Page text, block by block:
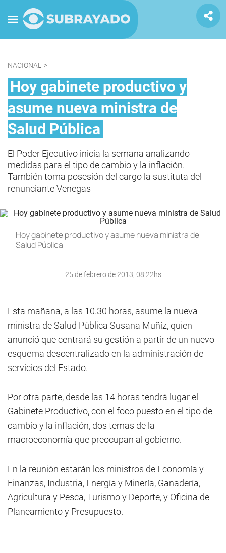
NACIONAL >
Hoy gabinete productivo y
asume nueva ministra de
Salud Pública
El Poder Ejecutivo inicia la semana analizando
medidas para el tipo de cambio y la inflación.
También toma posesión del cargo la sustituta del
renunciante Venegas
Hoy gabinete productivo y asume nueva ministra de
Salud Pública
25 de febrero de 2013, 08:22hs
Esta mañana, a las 10.30 horas, asume la nueva
ministra de Salud Pública Susana Muñíz, quien
anunció que centrará su gestión a partir de un nuevo
esquema descentralizado en la administración de
servicios del Estado.
Por otra parte, desde las 14 horas tendrá lugar el
Gabinete Productivo, con el foco puesto en el tipo de
cambio y la inflación, dos temas de la
macroeconomía que preocupan al gobierno.
En la reunión estarán los ministros de Economía y
Finanzas, Industria, Energía y Minería, Ganadería,
Agricultura y Pesca, Turismo y Deporte, y Oficina de
Planeamiento y Presupuesto.